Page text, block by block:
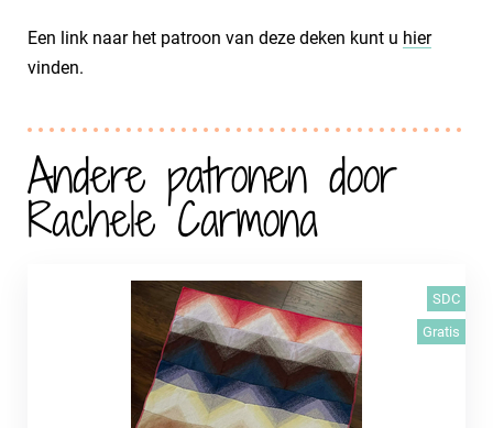
Een link naar het patroon van deze deken kunt u hier
vinden.
Andere patronen door
Rachele Carmona
SDC
Gratis